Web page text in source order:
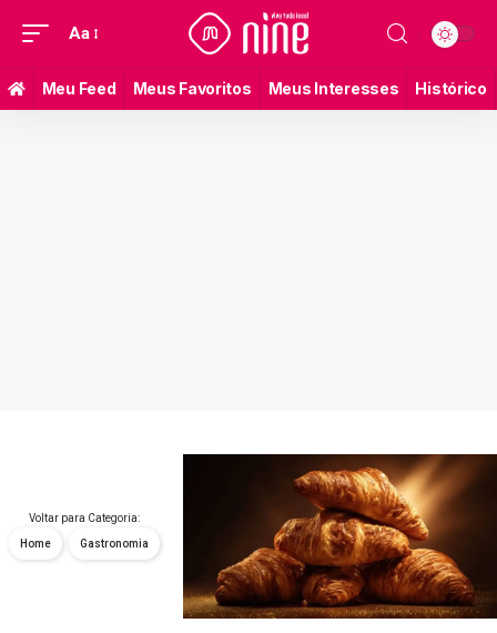
Aa
Meu Feed Meus Favoritos Meus Interesses Histórico
Voltar para Categoria:
Home Gastronomia